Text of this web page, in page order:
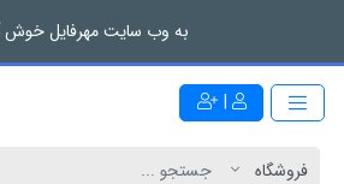
به وب سایت مهرفایل خوش
|